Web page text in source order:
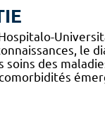
le
soins des